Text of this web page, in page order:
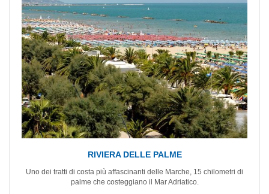
RIVIERA DELLE PALME
Uno dei tratti di costa più affascinanti delle Marche, 15 chilometri di
palme che costeggiano il Mar Adriatico.